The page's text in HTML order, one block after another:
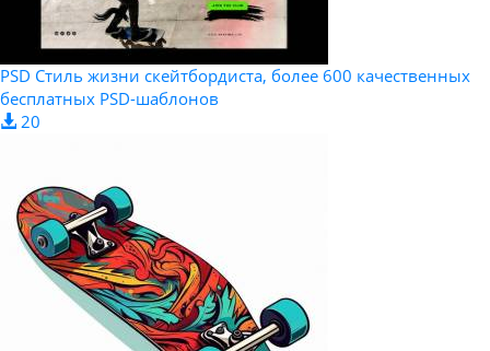
PSD Стиль жизни скейтбордиста, более 600 качественных
бесплатных PSD-шаблонов
20